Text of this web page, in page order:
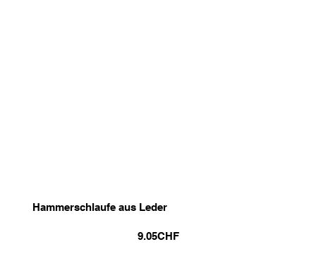
Hammerschlaufe aus Leder
9.05CHF